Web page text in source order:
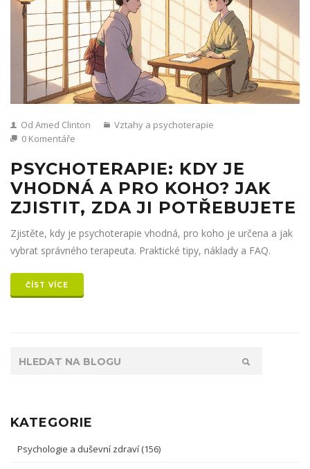
Od Amed Clinton
Vztahy a psychoterapie
0 Komentáře
PSYCHOTERAPIE: KDY JE
VHODNÁ A PRO KOHO? JAK
ZJISTIT, ZDA JI POTŘEBUJETE
Zjistěte, kdy je psychoterapie vhodná, pro koho je určena a jak
vybrat správného terapeuta. Praktické tipy, náklady a FAQ.
ČÍST VÍCE
KATEGORIE
Psychologie a duševní zdraví (156)